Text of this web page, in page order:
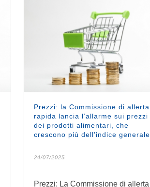
Prezzi: la Commissione di allerta
rapida lancia l’allarme sui prezzi
dei prodotti alimentari, che
crescono più dell’indice generale.
24/07/2025
Prezzi: La Commissione di allerta